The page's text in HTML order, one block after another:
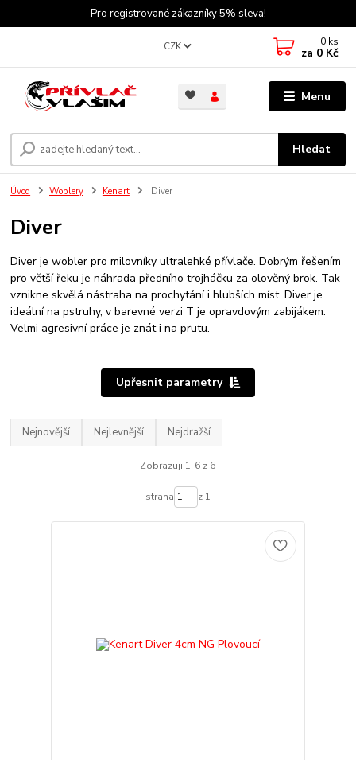
Pro registrované zákazníky 5% sleva!
Menu
CZK
Hledat
0 ks
za 0 Kč
Úvod Woblery Kenart Diver
Diver
Diver je wobler pro milovníky ultralehké přívlače. Dobrým řešením
pro větší řeku je náhrada předního trojháčku za olověný brok. Tak
vznikne skvělá nástraha na prochytání i hlubších míst. Diver je
ideální na pstruhy, v barevné verzi T je opravdovým zabijákem.
Velmi agresivní práce je znát i na prutu.
Upřesnit parametry
Nejnovější Nejlevnější Nejdražší
Zobrazuji 1-6 z 6
strana z 1